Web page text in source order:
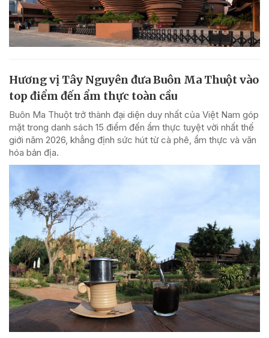
Hương vị Tây Nguyên đưa Buôn Ma Thuột vào
top điểm đến ẩm thực toàn cầu
Buôn Ma Thuột trở thành đại diện duy nhất của Việt Nam góp
mặt trong danh sách 15 điểm đến ẩm thực tuyệt vời nhất thế
giới năm 2026, khẳng định sức hút từ cà phê, ẩm thực và văn
hóa bản địa.